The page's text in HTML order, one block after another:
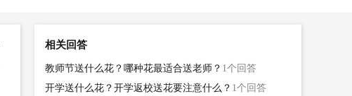
相关回答
教师节送什么花？哪种花最适合送老师？ 1个回答
开学送什么花？开学返校送花要注意什么？ 1个回答